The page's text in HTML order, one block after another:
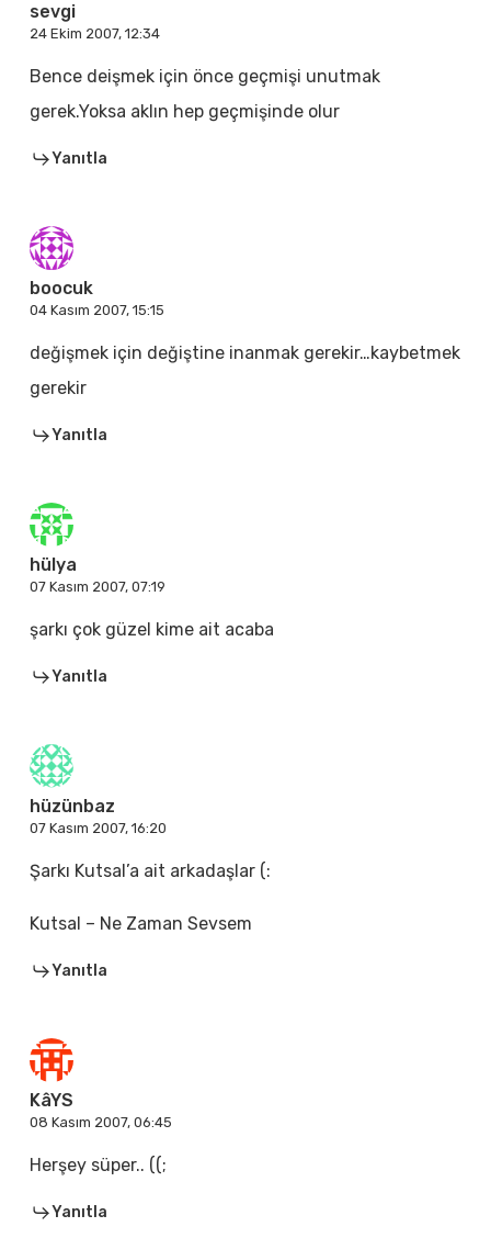
sevgi
24 Ekim 2007, 12:34
Bence deişmek için önce geçmişi unutmak
gerek.Yoksa aklın hep geçmişinde olur
Yanıtla
boocuk
04 Kasım 2007, 15:15
değişmek için değiştine inanmak gerekir…kaybetmek
gerekir
Yanıtla
hülya
07 Kasım 2007, 07:19
şarkı çok güzel kime ait acaba
Yanıtla
hüzünbaz
07 Kasım 2007, 16:20
Şarkı Kutsal’a ait arkadaşlar (:
Kutsal – Ne Zaman Sevsem
Yanıtla
KâYS
08 Kasım 2007, 06:45
Herşey süper.. ((;
Yanıtla